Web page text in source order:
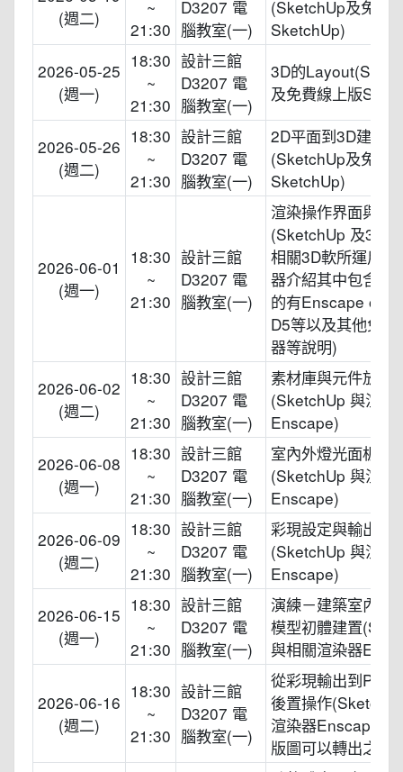
(週二)
~
21:30
D3207 電
腦教室(一)
(SketchUp及免費
SketchUp)
2026-05-25
(週一)
18:30
~
21:30
設計三館
D3207 電
腦教室(一)
3D的
及免費線上版
2026-05-26
(週二)
18:30
~
21:30
設計三館
D3207 電
腦教室(一)
2D平面到3D建模
(SketchUp及免費
SketchUp)
2026-06-01
(週一)
18:30
~
21:30
設計三館
D3207 電
腦教室(一)
渲染操作界面與環
(SketchUp 及3D
相關3D軟所運用的
器介紹其中包含業
的有Enscape or
D5等以及其他免費
器等說明)
2026-06-02
(週二)
18:30
~
21:30
設計三館
D3207 電
腦教室(一)
素材庫與元件放置
(SketchUp 與渲染
Enscape)
2026-06-08
(週一)
18:30
~
21:30
設計三館
D3207 電
腦教室(一)
室內外燈光面板操
(SketchUp 與渲染
Enscape)
2026-06-09
(週二)
18:30
~
21:30
設計三館
D3207 電
腦教室(一)
彩現設定與輸出
(SketchUp 與渲染
Enscape)
2026-06-15
(週一)
18:30
~
21:30
設計三館
D3207 電
腦教室(一)
演練－建築室內空
模型初體建置
與相關渲染器
2026-06-16
(週二)
18:30
~
21:30
設計三館
D3207 電
腦教室(一)
從彩現輸出到
後置操作
渲染器Enscape及
版圖可以轉出之格